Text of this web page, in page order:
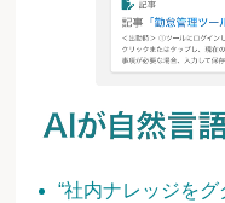
“社内ナレッジを